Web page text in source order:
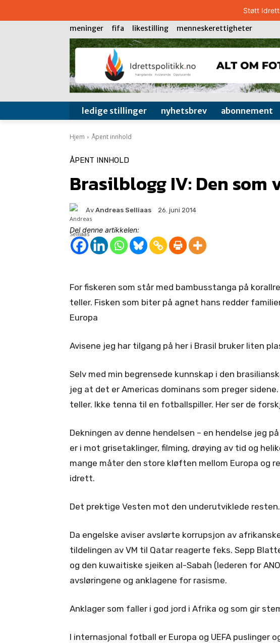
Støtt
meninger fifa likestilling menneskerettigheter
ledige stillinger nyhetsbrev abonnement
Hjem Åpent innhold
ÅPENT INNHOLD
Brasilblogg IV: Den
Av Andreas Selliaas 26. juni 2014
Del denne artikkelen:
For fiskeren som står med bambusstanga på
teller. Fisken som biter på agnet hans redder
Europa
Avisene jeg har tilgang på her i Brasil bruker liten
Selv med min begrensede kunnskap i den
jeg at det er Americas dominans som preger
teller. Ikke tenna til en fotballspiller. Her ser de
Dekningen av denne hendelsen – en hendelse jeg
er i mot grisetaklinger, filming, drøying av tid og
mange måter den store kløften mellom Europa og
idrett.
Det prektige Vesten mot den underutviklede resten.
Da engelske aviser avslørte korrupsjon av
tildelingen av VM til Qatar reagerte feks. Sepp
og den kuwaitiske sjeiken al-Sabah (lederen for
avsløringene og anklagene for rasisme.
Anklager som faller i god jord i Afrika og som gir
I internasjonal fotball er Europa og UEFA puslinger